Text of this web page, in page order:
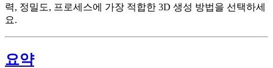
력, 정밀도, 프로세스에 가장 적합한 3D 생성 방법을 선택하세
요.
요약